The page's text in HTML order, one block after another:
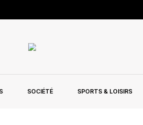
SOCIÉTÉ SPORTS & LOISIRS